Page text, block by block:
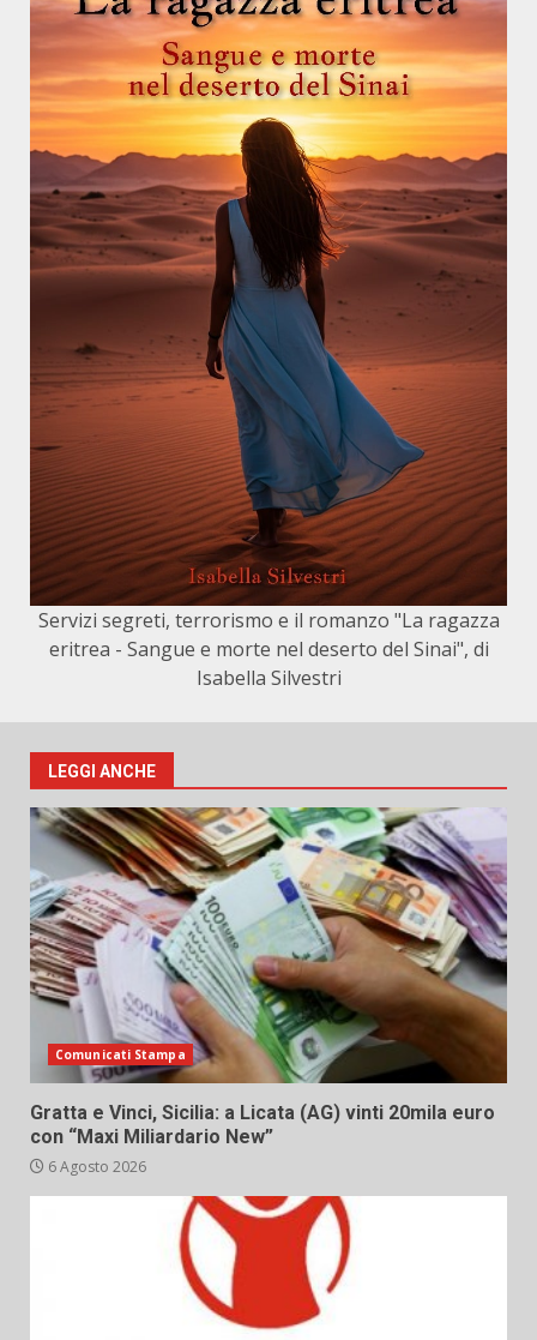
Servizi segreti, terrorismo e il romanzo "La ragazza
eritrea - Sangue e morte nel deserto del Sinai", di
Isabella Silvestri
LEGGI ANCHE
Comunicati Stampa
Gratta e Vinci, Sicilia: a Licata (AG) vinti 20mila euro
con “Maxi Miliardario New”
6 Agosto 2026